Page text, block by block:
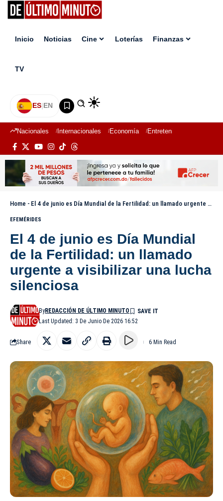
Inicio Noticias Cine Loterías Finanzas
TV
ES|EN
Nacionales Internacionales Economía Entretenimiento
Home - El 4 de junio es Día Mundial de la Fertilidad: un llamado urgente a visibilizar una lucha silenciosa
EFEMÉRIDES
El 4 de junio es Día Mundial
de la Fertilidad: un llamado
urgente a visibilizar una lucha
silenciosa
Last Updated: 3 De Junio De 2026 16:52
ByREDACCIÓN DE ÚLTIMO MINUTO
Share 6 Min Read